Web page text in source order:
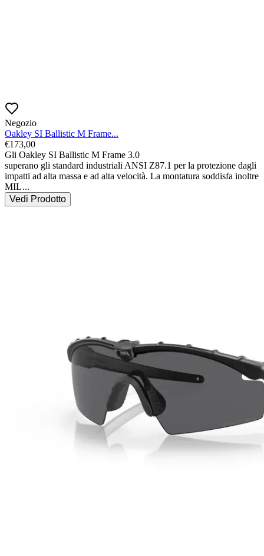
Negozio
Oakley SI Ballistic M Frame...
€173,00
Gli Oakley SI Ballistic M Frame 3.0
superano gli standard industriali ANSI Z87.1 per la protezione dagli
impatti ad alta massa e ad alta velocità. La montatura soddisfa inoltre
MIL...
Vedi Prodotto